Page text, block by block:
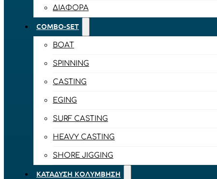
ΔΙΆΦΟΡΑ
COMBO-SET
BOAT
SPINNING
CASTING
EGING
SURF CASTING
HEAVY CASTING
SHORE JIGGING
ΚΑΤΆΔΥΣΗ ΚΟΛΎΜΒΗΣΗ